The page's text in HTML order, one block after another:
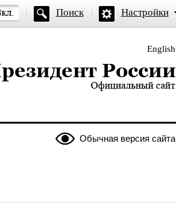
Поиск Настройки
English
России — официальный сайт
Обычная версия сайта